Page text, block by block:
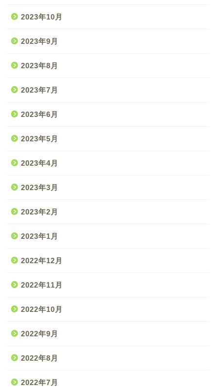
2023年10月
2023年9月
2023年8月
2023年7月
2023年6月
2023年5月
2023年4月
2023年3月
2023年2月
2023年1月
2022年12月
2022年11月
2022年10月
2022年9月
2022年8月
2022年7月